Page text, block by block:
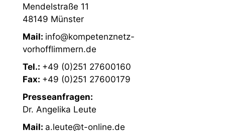
Mendelstraße 11
48149 Münster
Mail: info@kompetenznetz-
vorhofflimmern.de
Tel.: +49 (0)251 27600160
Fax: +49 (0)251 27600179
Presseanfragen:
Dr. Angelika Leute
Mail: a.leute@t-online.de